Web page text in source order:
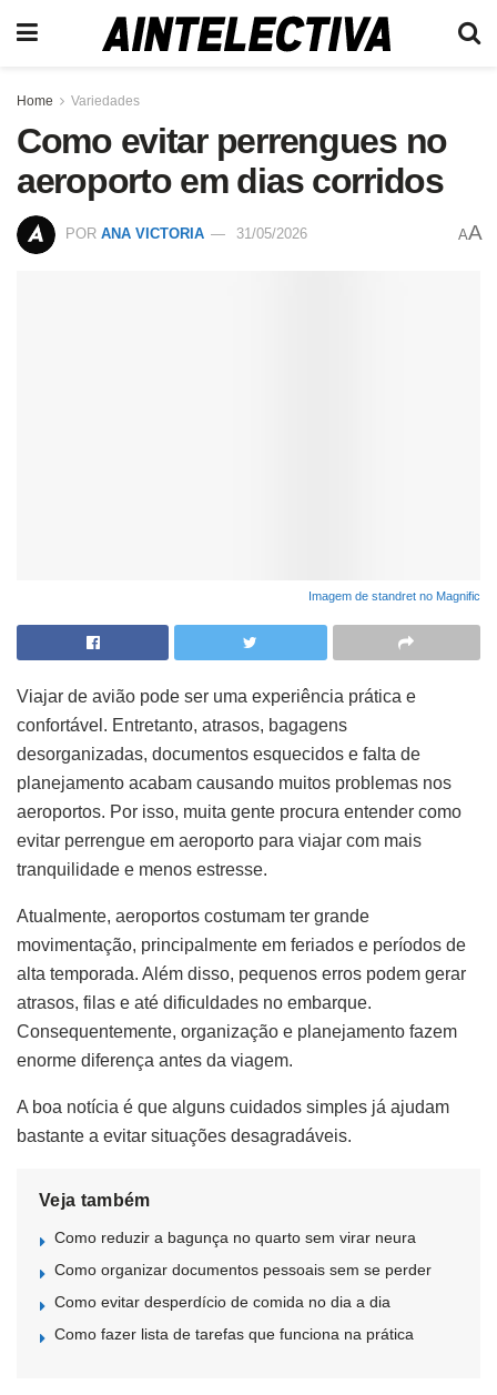
Home Variedades
Como evitar perrengues no
aeroporto em dias corridos
POR ANA VICTORIA 31/05/2026 AA
Imagem de standret no Magnific
Viajar de avião pode ser uma experiência prática e
confortável. Entretanto, atrasos, bagagens
desorganizadas, documentos esquecidos e falta de
planejamento acabam causando muitos problemas nos
aeroportos. Por isso, muita gente procura entender como
evitar perrengue em aeroporto para viajar com mais
tranquilidade e menos estresse.
Atualmente, aeroportos costumam ter grande
movimentação, principalmente em feriados e períodos de
alta temporada. Além disso, pequenos erros podem gerar
atrasos, filas e até dificuldades no embarque.
Consequentemente, organização e planejamento fazem
enorme diferença antes da viagem.
A boa notícia é que alguns cuidados simples já ajudam
bastante a evitar situações desagradáveis.
Veja também
Como reduzir a bagunça no quarto sem virar neura
Como organizar documentos pessoais sem se perder
Como evitar desperdício de comida no dia a dia
Como fazer lista de tarefas que funciona na prática